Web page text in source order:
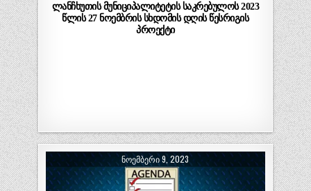
ლანჩხუთის მუნიციპალიტეტის საკრებულოს 2023
წლის 27 ნოემბრის სხდომის დღის წესრიგის
პროექტი
ᲜᲝᲔᲛᲑᲔᲠᲘ 9, 2023